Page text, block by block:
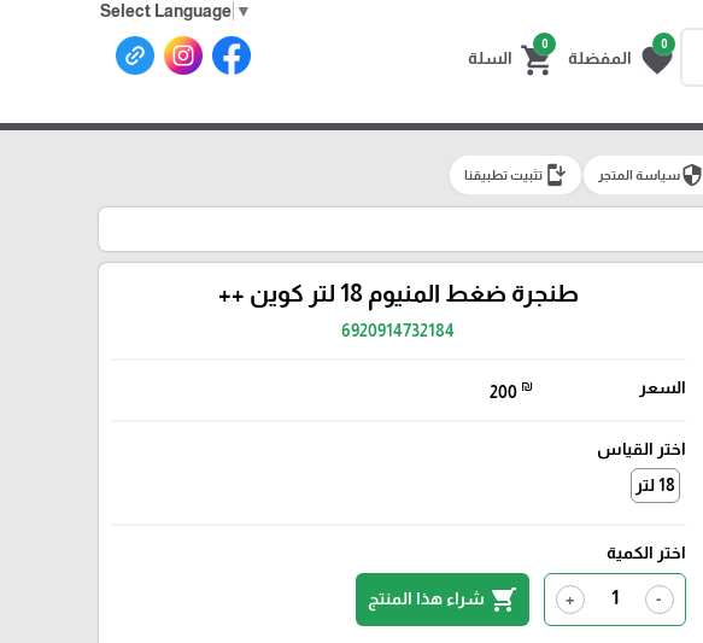
Select Language ▼
0
favorite المفضلة
0
shopping_cart السلة
securityسياسة المتجر install_mobileتثبيت تطبيقنا
طنجرة ضغط المنيوم 18 لتر كوين ++
6920914732184
السعر 200 ₪
اختر القياس
18 لتر
اختر الكمية
-
+
shopping_cart شراء هذا المنتج